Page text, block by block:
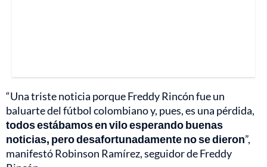
“Una triste noticia porque Freddy Rincón fue un
baluarte del fútbol colombiano y, pues, es una pérdida,
todos estábamos en vilo esperando buenas
noticias, pero desafortunadamente no se dieron”,
manifestó Robinson Ramírez, seguidor de Freddy